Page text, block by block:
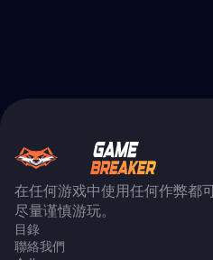
在任何游戏中使用任何作弊都
尽量谨慎游玩。
目錄
聯絡我們